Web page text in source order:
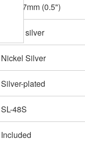
M: 12.7mm (0.5")
Nickel silver
Nickel Silver
Silver-plated
SL-48S
Included